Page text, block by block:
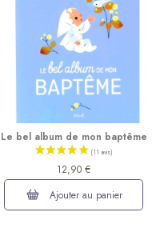
Le bel album de mon baptême
12,90 €
Ajouter au panier